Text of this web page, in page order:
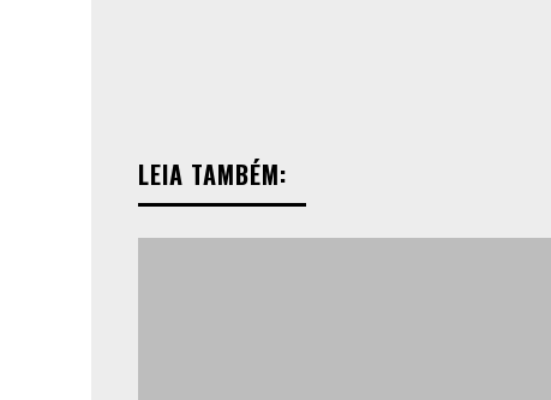
LEIA TAMBÉM: